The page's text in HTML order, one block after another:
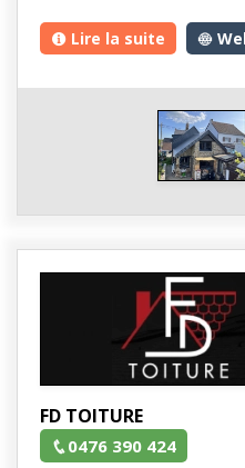
Lire la suite
FD TOITURE
0476 390 424